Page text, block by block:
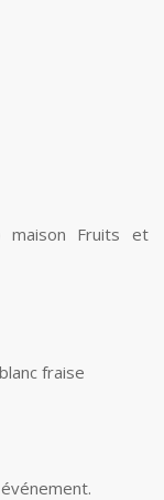
maison Fruits et
fraise